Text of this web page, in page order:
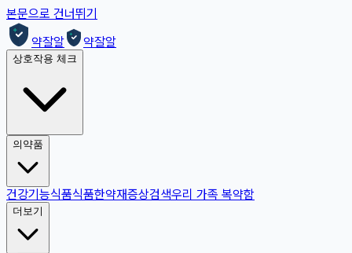
본문으로 건너뛰기
약잘알
약잘알
상호작용 체크
의약품
건강기능식품식품한약재증상검색우리 가족 복약함
더보기